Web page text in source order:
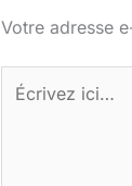
Votre adresse
ici…